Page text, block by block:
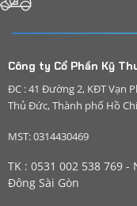
Công ty Cổ Phần Kỹ
ĐC : 41 Đường 2, KĐT Vạn
Thủ Đức, Thành phố Hồ
MST: 0314430469
TK : 0531 002 538 769
Đông Sài Gòn